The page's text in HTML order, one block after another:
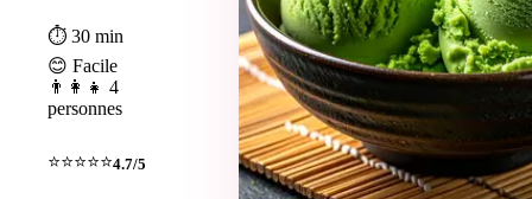
⏱ 30 min
😊 Facile
👨‍👩‍👧 4
personnes
⭐⭐⭐⭐⭐4.7/5